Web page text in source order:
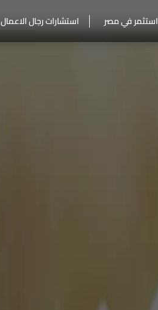
استثمر في مصر استشارات رجال الاعمال